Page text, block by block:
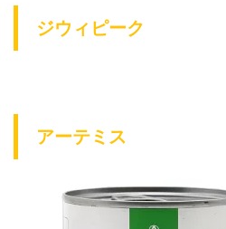
ジウィピーク
アーテミス